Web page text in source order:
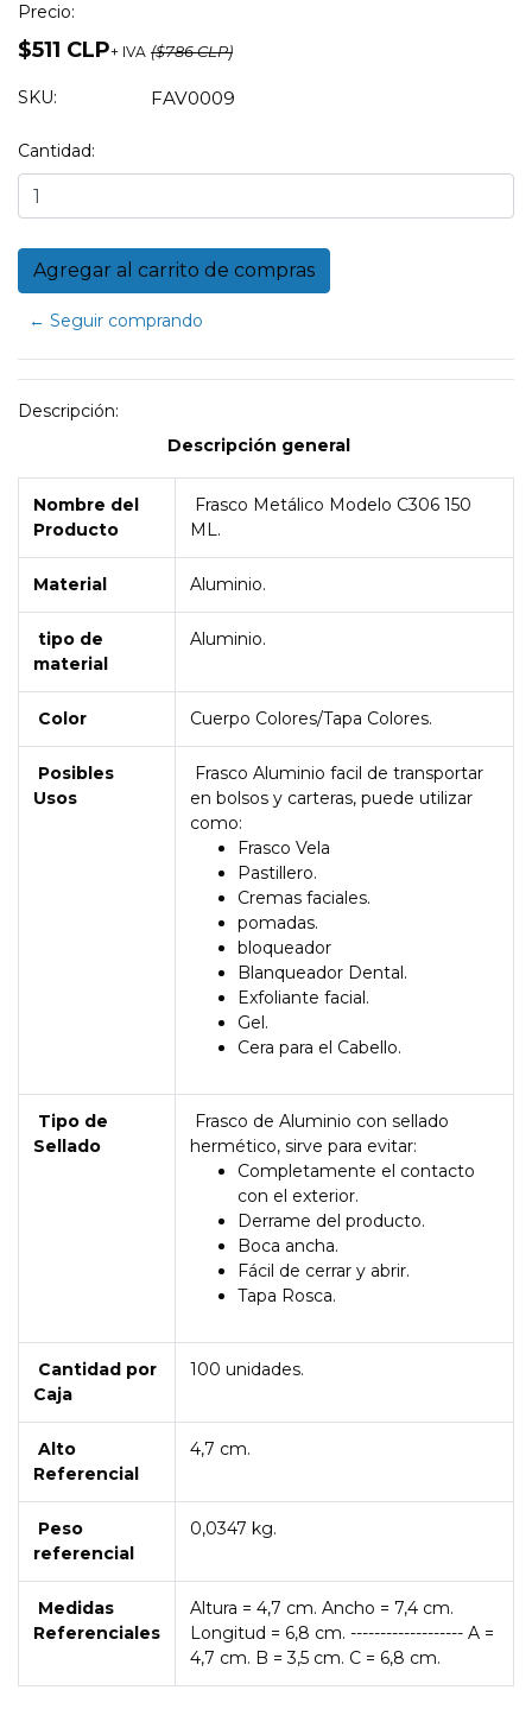
Precio:
$511 CLP+ IVA ($786 CLP)
SKU: FAV0009
Cantidad:
← Seguir comprando
Descripción:
Descripción general
Nombre del
Producto
Frasco Metálico Modelo C306 150
ML.
Material Aluminio.
tipo de
material
Aluminio.
Color Cuerpo Colores/Tapa Colores.
Posibles
Usos
Frasco Aluminio facil de transportar
en bolsos y carteras, puede utilizar
como:
Frasco Vela
Pastillero.
Cremas faciales.
pomadas.
bloqueador
Blanqueador Dental.
Exfoliante facial.
Gel.
Cera para el Cabello.
Tipo de
Sellado
Frasco de Aluminio con sellado
hermético, sirve para evitar:
Completamente el contacto
con el exterior.
Derrame del producto.
Boca ancha.
Fácil de cerrar y abrir.
Tapa Rosca.
Cantidad por
Caja
100 unidades.
Alto
Referencial
4,7 cm.
Peso
referencial
0,0347 kg.
Medidas
Referenciales
Altura = 4,7 cm. Ancho = 7,4 cm.
Longitud = 6,8 cm. ------------------- A =
4,7 cm. B = 3,5 cm. C = 6,8 cm.